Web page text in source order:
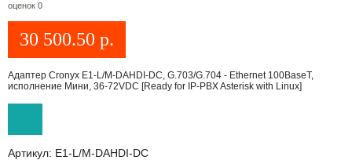
оценок 0
30 500.50 р.
Адаптер Cronyx E1-L/M-DAHDI-DC, G.703/G.704 - Ethernet 100BaseT,
исполнение Мини, 36-72VDC [Ready for IP-PBX Asterisk with Linux]
Артикул: E1-L/M-DAHDI-DC